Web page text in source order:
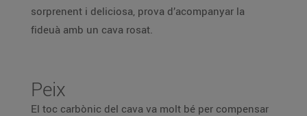
sorprenent i deliciosa, prova d’acompanyar la
fideuà amb un cava rosat.
Peix
El toc carbònic del cava va molt bé per compensar